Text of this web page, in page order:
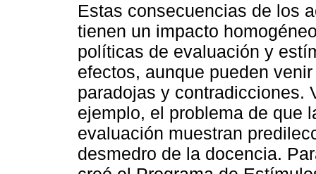
Estas consecuencias de los
tienen un impacto
políticas de evaluación y
efectos, aunque pueden
paradojas y contradicciones.
ejemplo, el problema de que
evaluación muestran
desmedro de la docencia.